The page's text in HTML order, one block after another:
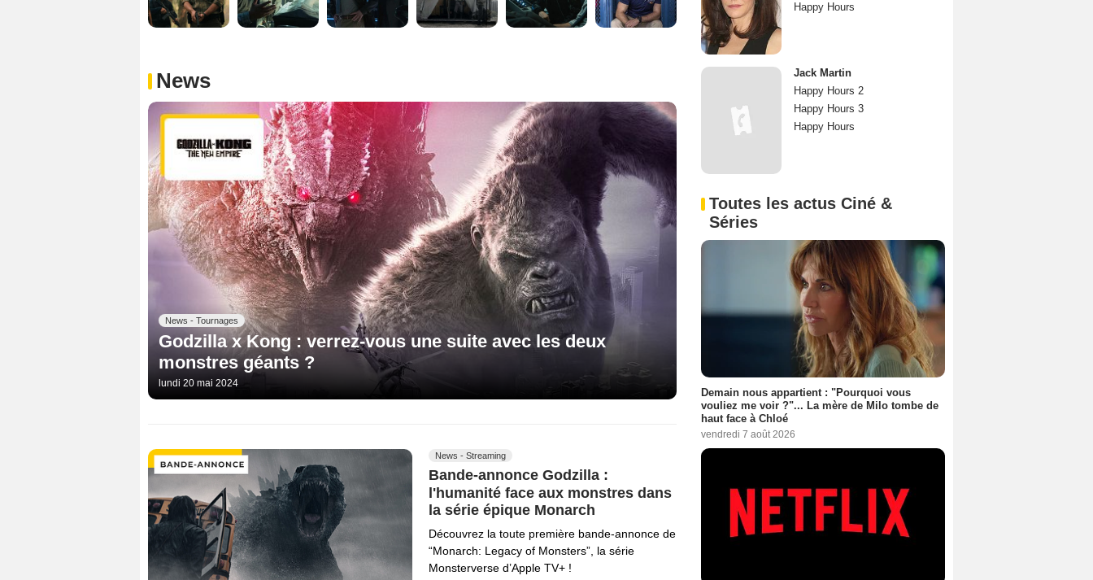
News
News - Tournages
Godzilla x Kong : verrez-vous une suite avec les deux
monstres géants ?
lundi 20 mai 2024
News - Streaming
Bande-annonce Godzilla :
l'humanité face aux monstres dans
la série épique Monarch
Découvrez la toute première bande-annonce de
“Monarch: Legacy of Monsters”, la série
Monsterverse d’Apple TV+ !
Happy Hours
Jack Martin
Happy Hours 2
Happy Hours 3
Happy Hours
Toutes les actus Ciné &
Séries
Demain nous appartient : "Pourquoi vous
vouliez me voir ?"... La mère de Milo tombe de
haut face à Chloé
vendredi 7 août 2026